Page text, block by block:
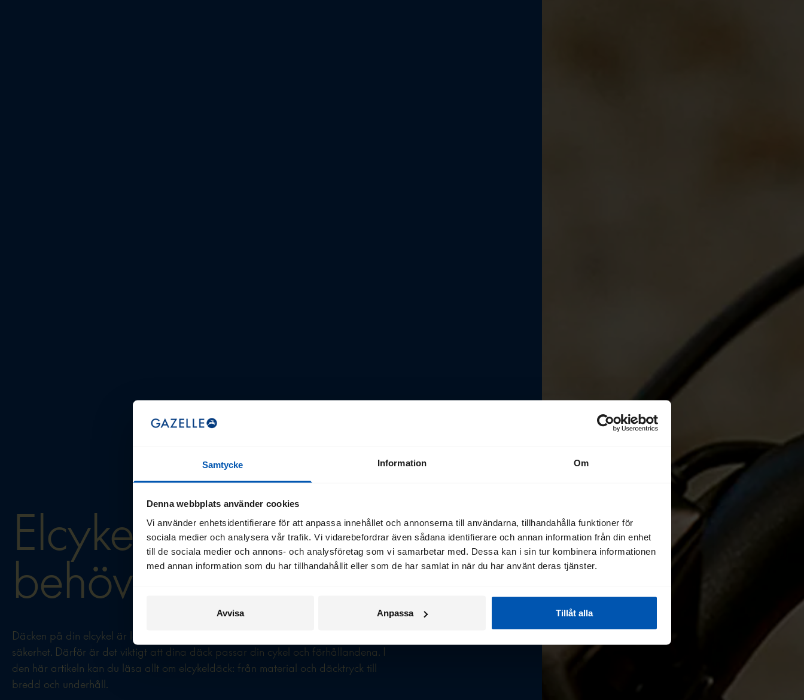
Samtycke Information Om
Denna webbplats använder cookies
Vi använder enhetsidentifierare för att anpassa innehållet och annonserna till användarna, tillhandahålla funktioner för
sociala medier och analysera vår trafik. Vi vidarebefordrar även sådana identifierare och annan information från din enhet
till de sociala medier och annons- och analysföretag som vi samarbetar med. Dessa kan i sin tur kombinera informationen
med annan information som du har tillhandahållit eller som de har samlat in när du har använt deras tjänster.
Avvisa Anpassa Tillåt alla
Elcykeldäck: allt du
behöver veta
Däcken på din elcykel är länken mellan dig och vägen. De ger grepp, komfort och
säkerhet. Därför är det viktigt att dina däck passar din cykel och förhållandena. I
den här artikeln kan du läsa allt om elcykeldäck: från material och däcktryck till
bredd och underhåll.